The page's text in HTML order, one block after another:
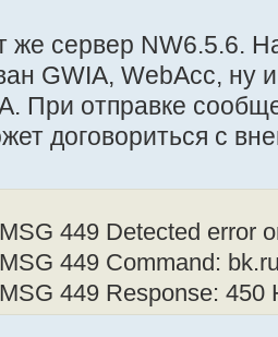
же сервер NW6.5.6.
GWIA, WebAcc, ну
При отправке
договориться с
449 Detected error
449 Command:
449 Response: 450